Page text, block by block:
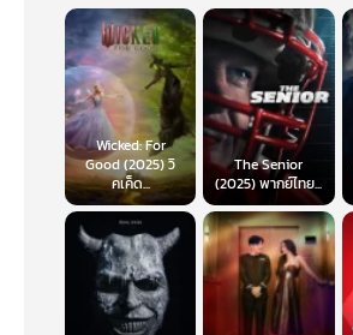
Wicked: For
Good (2025) วิ
คเค็ด...
The Senior
(2025) พากย์ไทย...